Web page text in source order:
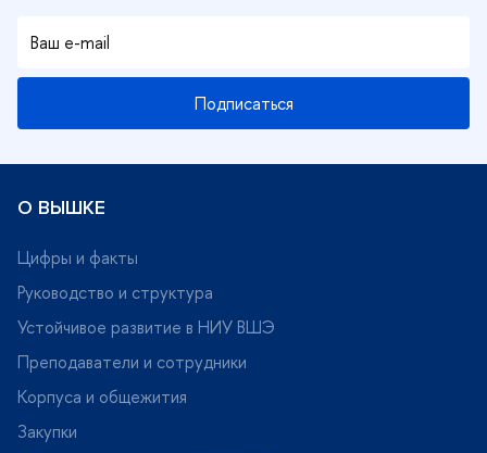
Подписаться
О ВЫШКЕ
Цифры и факты
Руководство и структура
Устойчивое развитие в НИУ ВШЭ
Преподаватели и сотрудники
Корпуса и общежития
Закупки